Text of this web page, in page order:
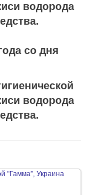
водорода
со дня
водорода
"Гамма”, Украина